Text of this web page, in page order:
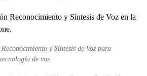
y Síntesis de Voz para
de voz.